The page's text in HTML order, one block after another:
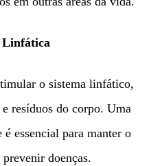
Linfática
o sistema linfático,
resíduos do corpo. Uma
essencial para manter o
doenças.